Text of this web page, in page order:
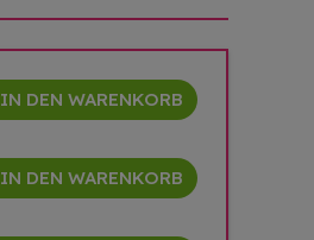
IN DEN WARENKORB
IN DEN WARENKORB